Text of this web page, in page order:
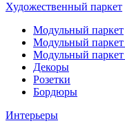
Художественный паркет
Модульный паркет
Модульный
Модульный паркет
Декоры
Розетки
Бордюры
Интерьеры